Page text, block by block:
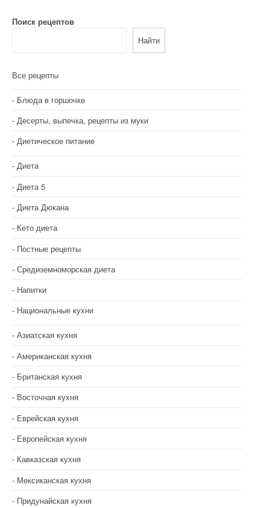
а
и
п
о
а
п
и
с
я
м
Поиск рецептов
Найти
Все рецепты
Блюда в горшочке
Десерты, выпечка, рецепты из муки
Диетическое питание
Диета
Диета 5
Диета Дюкана
Кето диета
Постные рецепты
Средиземноморская диета
Напитки
Национальные кухни
Азиатская кухня
Американская кухня
Британская кухня
Восточная кухня
Еврейская кухня
Европейская кухня
Кавказская кухня
Мексиканская кухня
Придунайская кухня